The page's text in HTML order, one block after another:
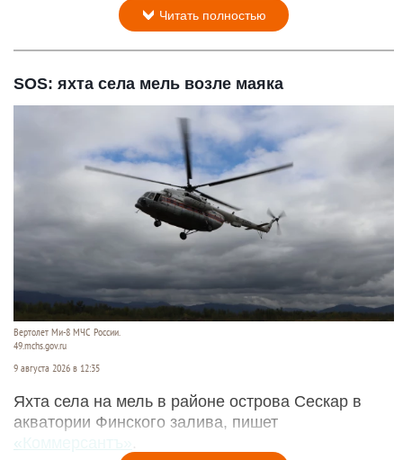
Читать полностью
SOS: яхта села мель возле маяка
Вертолет Ми-8 МЧС России.
49.mchs.gov.ru
9 августа 2026 в 12:35
Яхта села на мель в районе острова Сескар в
акватории Финского залива, пишет
«Коммерсантъ»